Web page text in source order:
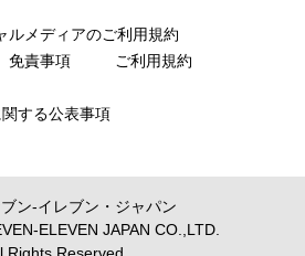
ルメディアのご利用規約
免責事項
ご利用規約
する公表事項
ン‐イレブン・ジャパン
ELEVEN JAPAN CO.,LTD.